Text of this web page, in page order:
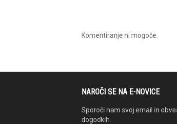
Komentiranje ni mogoče.
NAROČI SE NA E-NOVICE
Sporoči nam svoj email in
dogodkih.